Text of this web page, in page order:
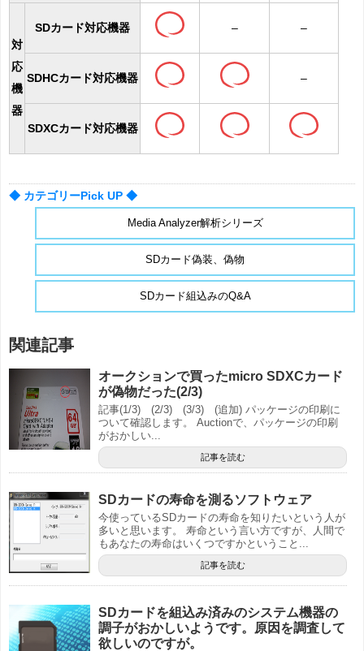
対
応
機
器
SDカード対応機器 – –
SDHCカード対応機器 –
SDXCカード対応機器
◆ カテゴリーPick UP ◆
Media Analyzer解析シリーズ
SDカード偽装、偽物
SDカード組込みのQ&A
関連記事
オークションで買ったmicro SDXCカード
が偽物だった(2/3)
記事(1/3) (2/3) (3/3) (追加) パッケージの印刷に
ついて確認します。 Auctionで、パッケージの印刷
がおかしい...
記事を読む
SDカードの寿命を測るソフトウェア
今使っているSDカードの寿命を知りたいという人が
多いと思います。 寿命という言い方ですが、人間で
もあなたの寿命はいくつですかということ...
記事を読む
SDカードを組込み済みのシステム機器の
調子がおかしいようです。原因を調査して
欲しいのですが。